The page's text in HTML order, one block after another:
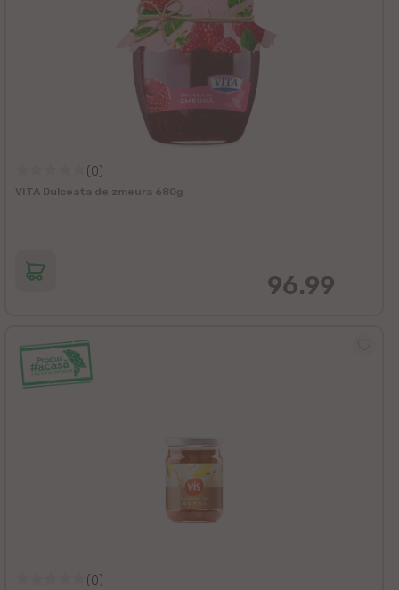
(0)
VITA Dulceata de zmeura 680g
96.99
(0)